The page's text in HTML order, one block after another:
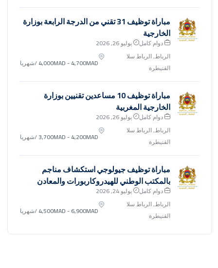
مباراة توظيف 31 تقني من الدرجة الرابعة بوزارة
الخارجية
دوام كامل
يوليو 26, 2026
الرباط, الرباط سلا
القنيطرة
4,000MAD - 4,700MAD/شهريا
مباراة توظيف 10 مساعدين تقنيين بوزارة
الخارجية المغربية
دوام كامل
يوليو 26, 2026
الرباط, الرباط سلا
القنيطرة
3,700MAD - 4,200MAD/شهريا
مباراة توظيف جيولوجي استكشاف مناجم
بالمكتب الوطني للهيدروكاربورات والمعادن
دوام كامل
يوليو 24, 2026
الرباط, الرباط سلا
القنيطرة
4,500MAD - 6,900MAD/شهريا